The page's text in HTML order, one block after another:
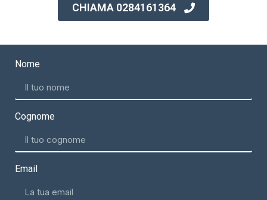
CHIAMA 0284161364
Nome
Cognome
Email